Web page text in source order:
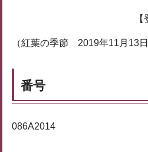
（紅葉の季節 2019年11月13日
番号
086A2014